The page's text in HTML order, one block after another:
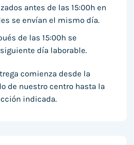
antes de las 15:00h en
se envían el mismo día.
de las 15:00h se
día laborable.
comienza desde la
de nuestro centro hasta la
indicada.